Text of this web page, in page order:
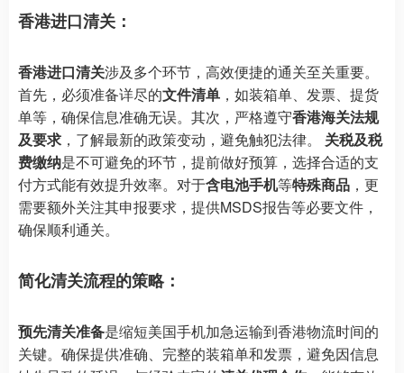
香港进口清关：
香港进口清关涉及多个环节，高效便捷的通关至关重要。
首先，必须准备详尽的文件清单 ，如装箱单、发票、提货
单等，确保信息准确无误。其次，严格遵守香港海关法规
及要求 ，了解最新的政策变动，避免触犯法律。 关税及税
费缴纳是不可避免的环节，提前做好预算，选择合适的支
付方式能有效提升效率。对于含电池手机等特殊商品 ，更
需要额外关注其申报要求，提供MSDS报告等必要文件，
确保顺利通关。
简化清关流程的策略：
预先清关准备是缩短美国手机加急运输到香港物流时间的
关键。确保提供准确、完整的装箱单和发票，避免因信息